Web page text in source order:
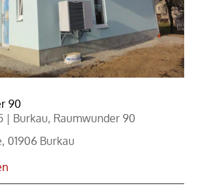
90
| Burkau, Raumwunder 90
01906 Burkau